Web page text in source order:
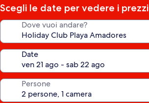
Scegli le date per vedere i prezzi
Dove vuoi andare?
Date
Persone